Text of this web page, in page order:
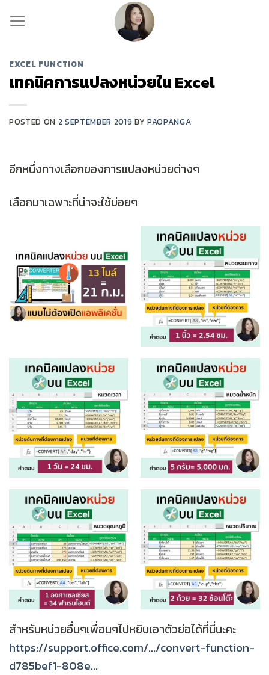
EXCEL FUNCTION
เทคนิคการแปลงหน่วยใน Excel
POSTED ON 2 SEPTEMBER 2019 BYPAOPANGA
อีกหนึ่งทางเลือกของการแปลงหน่วยต่างๆ
เลือกมาเฉพาะที่น่าจะใช้บ่อยๆ
สำหรับหน่วยอื่นๆเพื่อนๆไปหยิบเอาตัวย่อได้ที่นี่นะคะ
https://support.office.com/…/convert-function-
d785bef1-808e…